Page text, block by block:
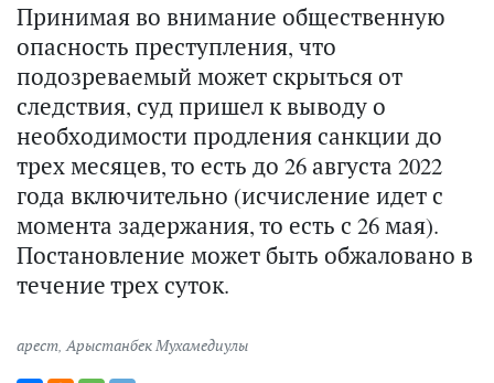
Принимая во внимание общественную
опасность преступления, что
подозреваемый может скрыться от
следствия, суд пришел к выводу о
необходимости продления санкции до
трех месяцев, то есть до 26 августа 2022
года включительно (исчисление идет с
момента задержания, то есть с 26 мая).
Постановление может быть обжаловано в
течение трех суток.
арест,Арыстанбек Мухамедиулы